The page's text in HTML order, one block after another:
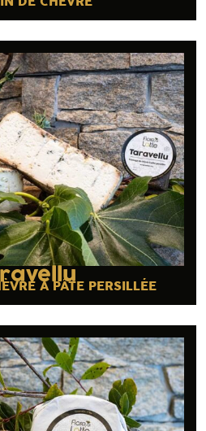
À PÂTE PERSILLÉE